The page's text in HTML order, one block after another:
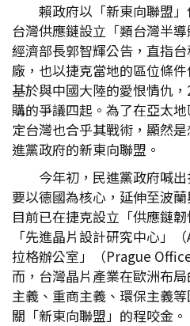
賴政府以「新東向聯盟
台灣供應鏈設立「類台灣半
經濟部長郭智輝公告，直指
廠，也以捷克當地的區位條
基於與中國大陸的愛恨情仇
購的爭議四起。為了在亞太
定台灣也合乎其戰術，顯然
進黨政府的新東向聯盟。
今年初，民進黨政府喊
要以德國為核心，延伸至波
目前已在捷克設立「供應鏈韌
「先進晶片設計研究中心」
拉格辦公室」（Prague
而，台灣晶片產業在歐洲布
主義、重商主義、環保主義
關「新東向聯盟」的程咬金。